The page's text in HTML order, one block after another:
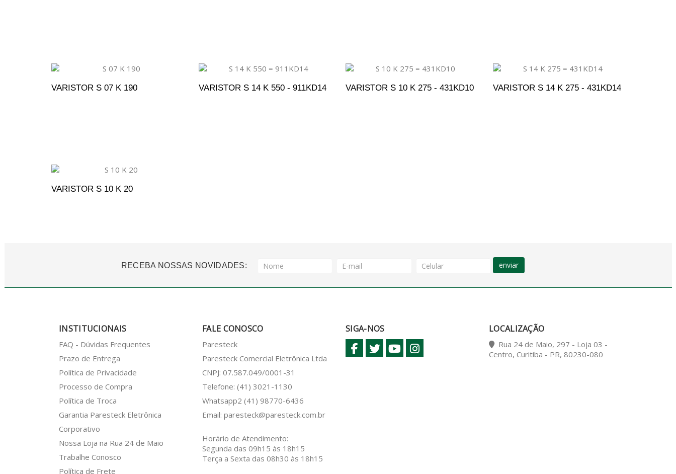
VARISTOR S 07 K 190 VARISTOR S 14 K 550 - 911KD14 VARISTOR S 10 K 275 - 431KD10 VARISTOR S 14 K 275 - 431KD14
VARISTOR S 10 K 20
RECEBA NOSSAS NOVIDADES: enviar
INSTITUCIONAIS
FAQ - Dúvidas Frequentes
Prazo de Entrega
Política de Privacidade
Processo de Compra
Política de Troca
Garantia Paresteck Eletrônica
Corporativo
Nossa Loja na Rua 24 de Maio
Trabalhe Conosco
Política de Frete
FALE CONOSCO
Paresteck
Paresteck Comercial Eletrônica Ltda
CNPJ: 07.587.049/0001-31
Telefone: (41) 3021-1130
Whatsapp2 (41) 98770-6436
Email: paresteck@paresteck.com.br
Horário de Atendimento:
Segunda das 09h15 às 18h15
Terça a Sexta das 08h30 às 18h15
SIGA-NOS LOCALIZAÇÃO
Rua 24 de Maio, 297 - Loja 03 -
Centro, Curitiba - PR, 80230-080